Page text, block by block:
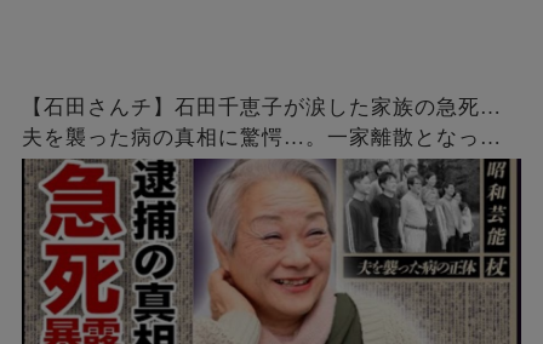
【石田さんチ】石田千恵子が涙した家族の急死…
夫を襲った病の真相に驚愕…。一家離散となった
石田家の現在と長男の結婚相手とは…？